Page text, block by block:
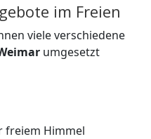
im Freien
viele verschiedene
umgesetzt
freiem Himmel